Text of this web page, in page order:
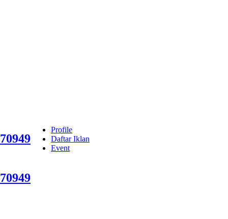
Profile
Daftar Iklan
Event